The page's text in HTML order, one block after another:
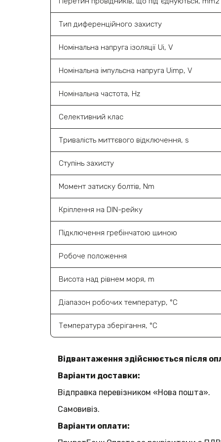
Тип диференційного захисту
Номінальна напруга ізоляції Ui, V
Номінальна імпульсна напруга Uimp, V
Номінальна частота, Hz
Селективний клас
Тривалість миттєвого відключення, s
Ступінь захисту
Момент затиску болтів, Nm
Кріплення на DIN-рейку
Підключення гребінчатою шиною
Робоче положення
Висота над рівнем моря, m
Діапазон робочих температур, °C
Температура зберігання, °C
Відвантаження здійснюється після
Варіанти доставки:
Відправка перевізником «Нова пошта».
Самовивіз.
Варіанти оплати: